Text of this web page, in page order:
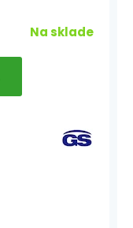
Na sklade